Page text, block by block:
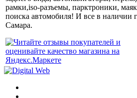
рамки,iso-разъемы, парктроники,
поиска автомобиля! И все в наличии
Самара.